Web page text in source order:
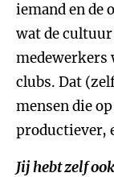
iemand en de
wat de
medewerkers
clubs. Dat
mensen die
productiever,
Jij hebt zelf